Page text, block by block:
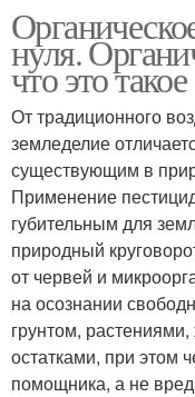
нуля.
что это такое
От традиционного
земледелие
существующим в
Применение
губительным для
природный
от червей и
на осознании
грунтом,
остатками, при этом
помощника, а не